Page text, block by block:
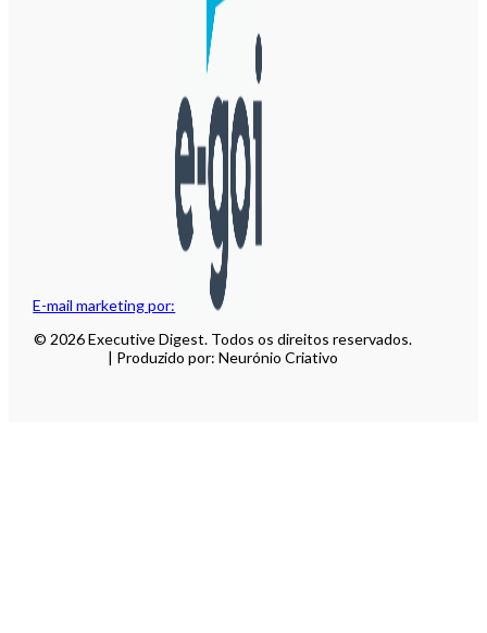
E-mail marketing por:
© 2026 Executive Digest. Todos os direitos reservados.
| Produzido por: Neurónio Criativo